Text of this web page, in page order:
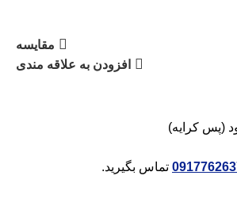
مقایسه
افزودن به علاقه مندی
(پس کرایه)
تماس بگیرید.